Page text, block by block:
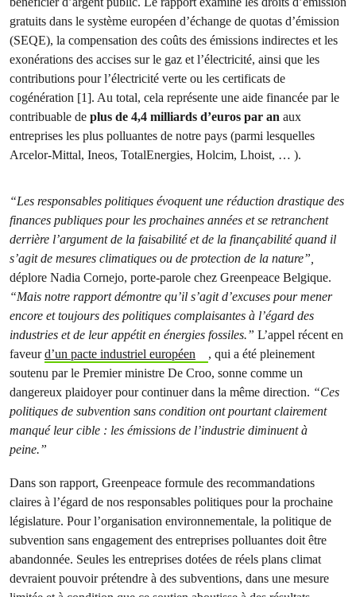
gratuits dans le système européen d’échange de quotas d’émission
(SEQE), la compensation des coûts des émissions indirectes et les
exonérations des accises sur le gaz et l’électricité, ainsi que les
contributions pour l’électricité verte ou les certificats de
cogénération [1]. Au total, cela représente une aide financée par le
contribuable de plus de 4,4 milliards d’euros par an aux
entreprises les plus polluantes de notre pays (parmi lesquelles
Arcelor-Mittal, Ineos, TotalEnergies, Holcim, Lhoist, … ).
“Les responsables politiques évoquent une réduction drastique des
finances publiques pour les prochaines années et se retranchent
derrière l’argument de la faisabilité et de la finançabilité quand il
s’agit de mesures climatiques ou de protection de la nature”,
déplore Nadia Cornejo, porte-parole chez Greenpeace Belgique.
“Mais notre rapport démontre qu’il s’agit d’excuses pour mener
encore et toujours des politiques complaisantes à l’égard des
industries et de leur appétit en énergies fossiles.” L’appel récent en
faveurd’un pacte industriel européen
, qui a été pleinement
soutenu par le Premier ministre De Croo, sonne comme un
dangereux plaidoyer pour continuer dans la même direction. “Ces
politiques de subvention sans condition ont pourtant clairement
manqué leur cible : les émissions de l’industrie diminuent à
peine.”
Dans son rapport, Greenpeace formule des recommandations
claires à l’égard de nos responsables politiques pour la prochaine
législature. Pour l’organisation environnementale, la politique de
subvention sans engagement des entreprises polluantes doit être
abandonnée. Seules les entreprises dotées de réels plans climat
devraient pouvoir prétendre à des subventions, dans une mesure